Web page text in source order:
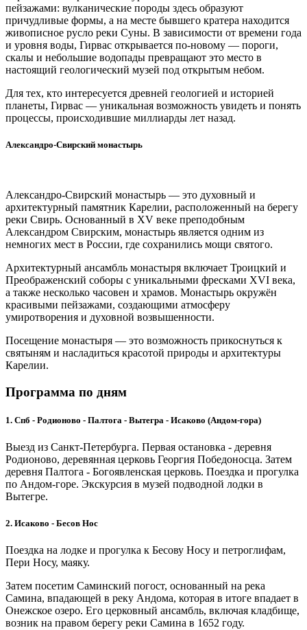
пейзажами: вулканические породы здесь образуют
причудливые формы, а на месте бывшего кратера находится
живописное русло реки Суны. В зависимости от времени года
и уровня воды, Гирвас открывается по-новому — пороги,
скалы и небольшие водопады превращают это место в
настоящий геологический музей под открытым небом.
Для тех, кто интересуется древней геологией и историей
планеты, Гирвас — уникальная возможность увидеть и понять
процессы, происходившие миллиарды лет назад.
Александро-Свирский монастырь
Александро-Свирский монастырь — это духовный и
архитектурный памятник Карелии, расположенный на берегу
реки Свирь. Основанный в XV веке преподобным
Александром Свирским, монастырь является одним из
немногих мест в России, где сохранились мощи святого.
Архитектурный ансамбль монастыря включает Троицкий и
Преображенский соборы с уникальными фресками XVI века,
а также несколько часовен и храмов. Монастырь окружён
красивыми пейзажами, создающими атмосферу
умиротворения и духовной возвышенности.
Посещение монастыря — это возможность прикоснуться к
святыням и насладиться красотой природы и архитектуры
Карелии.
Программа по дням
1. Спб - Родионово - Палтога - Вытегра - Исаково (Андом-гора)
Выезд из Санкт-Петербурга. Первая остановка - деревня
Родионово, деревянная церковь Георгия Победоносца. Затем
деревня Палтога - Богоявленская церковь. Поездка и прогулка
по Андом-горе. Экскурсия в музей подводной лодки в
Вытегре.
2. Исаково - Бесов Нос
Поездка на лодке и прогулка к Бесову Носу и петроглифам,
Пери Носу, маяку.
Затем посетим Саминский погост, основанный на река
Самина, впадающей в реку Андома, которая в итоге впадает в
Онежское озеро. Его церковный ансамбль, включая кладбище,
возник на правом берегу реки Самина в 1652 году.